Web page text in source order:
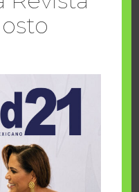
cumplen
y Make-A-Wish